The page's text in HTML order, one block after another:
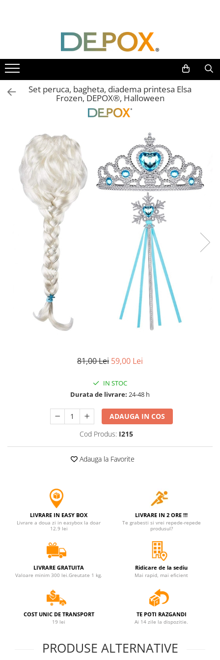
Toate Produsele
SPORT & TIMP LIBER
AUTOAPARARE
Pumnaluri si boxuri
Bastoane telescopice si nunceaguri
Spray autoaparare
Seturi & accesorii autoaparare
VANATOARE, DRUMETII & CAMPING
Cutite vanatoare
Bricege
Briceaguri fluture & antrenament
Sabii & Macete
Accesorii tactice si sport
Accesori camping & drumetii
Topor camping
Seturi de cutite & accesorii
vanatoare si tactice
BINOCLURI & LUNETE
Prastii profesionale de vanatoare
Rucsacuri si huse
ARTICOLE SUPORTERI
UNIVERSUL COPIILOR
Costume si seturi pentru copii
Accesorii costume copii
Jucarii antistres
Plusuri roblox, rainbow friend
Figurine si masinute duble
Instrumente muzicale de jucarie
Gaming, Carti & Birotica
Costume spiderman
ACCESORII & DIVERSE
Accesorii decorative
Jocuri de sah si table
Produse si dispozitive ajutatoare
Set peruca, bagheta, diadema printesa Elsa
Frozen, DEPOX®, Halloween
81,00 Lei 59,00 Lei
IN STOC
Durata de livrare: 24-48 h
ADAUGA IN COS
Cod Produs: I215
Adauga la Favorite
LIVRARE IN EASY BOX
Livrare a doua zi in easybox la doar
12.9 lei
LIVRARE IN 2 ORE !!!
Te grabesti si vrei repede-repede
produsul?
LIVRARE GRATUITA
Valoare minim 300 lei.Greutate 1 kg.
Ridicare de la sediu
Mai rapid, mai eficient
COST UNIC DE TRANSPORT
19 lei
TE POTI RAZGANDI
Ai 14 zile la dispozitie.
PRODUSE ALTERNATIVE